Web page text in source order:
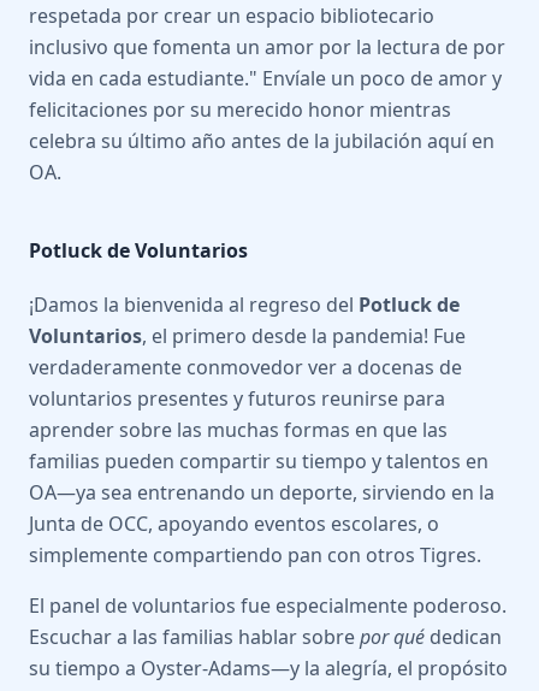
respetada por crear un espacio bibliotecario
inclusivo que fomenta un amor por la lectura de por
vida en cada estudiante." Envíale un poco de amor y
felicitaciones por su merecido honor mientras
celebra su último año antes de la jubilación aquí en
OA.
Potluck de Voluntarios
¡Damos la bienvenida al regreso del Potluck de
Voluntarios, el primero desde la pandemia! Fue
verdaderamente conmovedor ver a docenas de
voluntarios presentes y futuros reunirse para
aprender sobre las muchas formas en que las
familias pueden compartir su tiempo y talentos en
OA—ya sea entrenando un deporte, sirviendo en la
Junta de OCC, apoyando eventos escolares, o
simplemente compartiendo pan con otros Tigres.
El panel de voluntarios fue especialmente poderoso.
Escuchar a las familias hablar sobrepor qué dedican
su tiempo a Oyster-Adams—y la alegría, el propósito